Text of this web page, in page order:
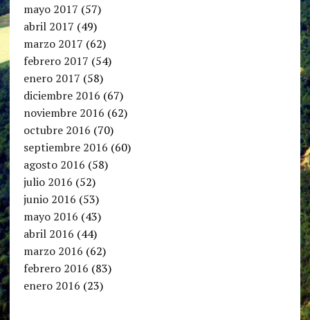
mayo 2017 (57)
abril 2017 (49)
marzo 2017 (62)
febrero 2017 (54)
enero 2017 (58)
diciembre 2016 (67)
noviembre 2016 (62)
octubre 2016 (70)
septiembre 2016 (60)
agosto 2016 (58)
julio 2016 (52)
junio 2016 (53)
mayo 2016 (43)
abril 2016 (44)
marzo 2016 (62)
febrero 2016 (83)
enero 2016 (23)